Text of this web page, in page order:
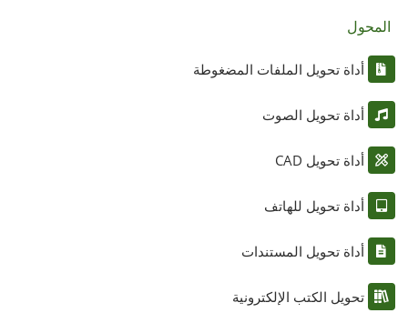
المحول
أداة تحويل الملفات المضغوطة
أداة تحويل الصوت
أداة تحويل CAD
أداة تحويل للهاتف
أداة تحويل المستندات
تحويل الكتب الإلكترونية